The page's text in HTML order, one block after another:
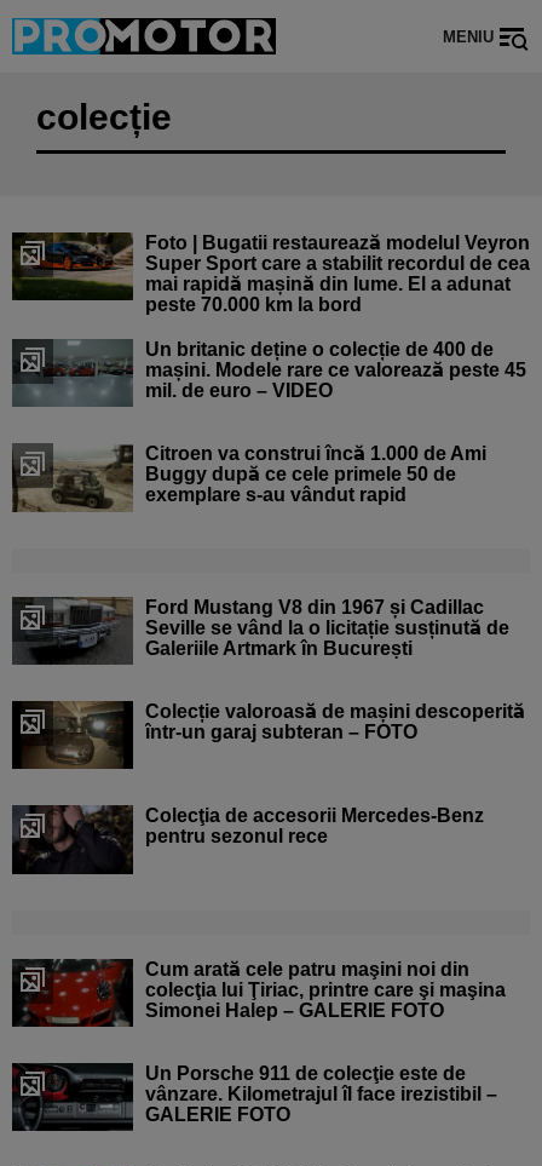
MENIU
colecție
Foto | Bugatii restaurează modelul Veyron
Super Sport care a stabilit recordul de cea
mai rapidă mașină din lume. El a adunat
peste 70.000 km la bord
Un britanic deține o colecție de 400 de
mașini. Modele rare ce valorează peste 45
mil. de euro – VIDEO
Citroen va construi încă 1.000 de Ami
Buggy după ce cele primele 50 de
exemplare s-au vândut rapid
Ford Mustang V8 din 1967 și Cadillac
Seville se vând la o licitație susținută de
Galeriile Artmark în București
Colecție valoroasă de mașini descoperită
într-un garaj subteran – FOTO
Colecţia de accesorii Mercedes-Benz
pentru sezonul rece
Cum arată cele patru maşini noi din
colecţia lui Ţiriac, printre care şi maşina
Simonei Halep – GALERIE FOTO
Un Porsche 911 de colecţie este de
vânzare. Kilometrajul îl face irezistibil –
GALERIE FOTO